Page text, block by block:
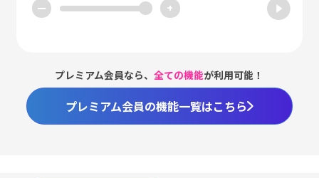
ー +
プレミアム会員なら、全ての機能が利用可能！
プレミアム会員の機能一覧はこちら